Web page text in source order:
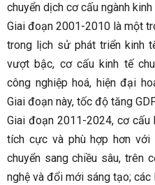
chuyển dịch cơ cấu ngành kinh
Giai đoạn 2001-2010 là một
trong lịch sử phát triển kinh
vượt bậc, cơ cấu kinh tế
công nghiệp hoá, hiện đại
Giai đoạn này, tốc độ tăng
Giai đoạn 2011-2024, cơ cấu
tích cực và phù hợp hơn
chuyển sang chiều sâu, trên
nghệ và đổi mới sáng tạo;